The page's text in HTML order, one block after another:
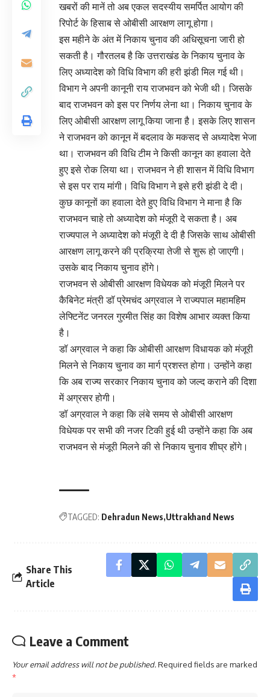
खबरों की मानें तो अब एकल सदस्यीय समर्पित आयोग की
रिपोर्ट के हिसाब से ओबीसी आरक्षण लागू होगा।
इस महीने के अंत में निकाय चुनाव की अधिसूचना जारी हो
सकती है। गौरतलब है कि उत्तराखंड के निकाय चुनाव के
लिए अध्यादेश को विधि विभाग की हरी झंडी मिल गई थी।
विभाग ने अपनी कानूनी राय राजभवन को भेजी थी। जिसके
बाद राजभवन को इस पर निर्णय लेना था। निकाय चुनाव के
लिए ओबीसी आरक्षण लागू किया जाना है। इसके लिए शासन
ने राजभवन को कानून में बदलाव के मकसद से अध्यादेश भेजा
था। राजभवन की विधि टीम ने किसी कानून का हवाला देते
हुए इसे रोक लिया था। राजभवन ने ही शासन में विधि विभाग
से इस पर राय मांगी। विधि विभाग ने इसे हरी झंडी दे दी।
कुछ कानूनों का हवाला देते हुए विधि विभाग ने माना है कि
राजभवन चाहे तो अध्यादेश को मंजूरी दे सकता है। अब
राज्यपाल ने अध्यादेश को मंजूरी दे दी है जिसके साथ ओबीसी
आरक्षण लागू करने की प्रक्रिया तेजी से शुरू हो जाएगी।
उसके बाद निकाय चुनाव होंगे।
राजभवन से ओबीसी आरक्षण विधेयक को मंजूरी मिलने पर
कैबिनेट मंत्री डॉ प्रेमचंद अग्रवाल ने राज्यपाल महामहिम
लेफ्टिनेंट जनरल गुरमीत सिंह का विशेष आभार व्यक्त किया
है।
डॉ अग्रवाल ने कहा कि ओबीसी आरक्षण विधायक को मंजूरी
मिलने से निकाय चुनाव का मार्ग प्रशस्त होगा। उन्होंने कहा
कि अब राज्य सरकार निकाय चुनाव को जल्द कराने की दिशा
में अग्रसर होगी।
डॉ अग्रवाल ने कहा कि लंबे समय से ओबीसी आरक्षण
विधेयक पर सभी की नजर टिकी हुई थी उन्होंने कहा कि अब
राजभवन से मंजूरी मिलने की से निकाय चुनाव शीघ्र होंगे।
TAGGED: Dehradun News Uttrakhand News
Share This
Article
Leave a Comment
Your email address will not be published.Required fields are marked
*